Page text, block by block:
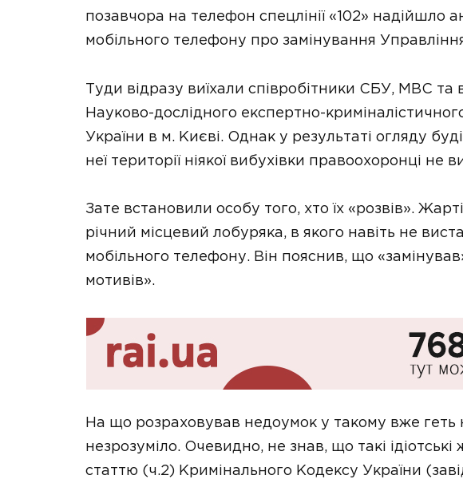
позавчора на телефон спецлінії «102» надійшло
мобільного телефону про замінування
Туди відразу виїхали співробітники СБУ, МВС та
Науково-дослідного експертно-
України в м. Києві. Однак у результаті огляду
неї території ніякої вибухівки правоохоронці не
Зате встановили особу того, хто їх «розвів».
річний місцевий лобуряка, в якого навіть не
мобільного телефону. Він пояснив, що
мотивів».
На що розраховував недоумок у такому вже геть
незрозуміло. Очевидно, не знав, що такі
статтю (ч.2) Кримінального Кодексу України